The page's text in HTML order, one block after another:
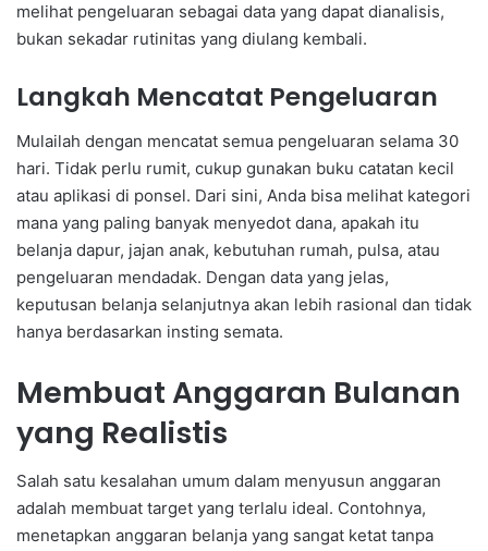
melihat pengeluaran sebagai data yang dapat dianalisis,
bukan sekadar rutinitas yang diulang kembali.
Langkah Mencatat Pengeluaran
Mulailah dengan mencatat semua pengeluaran selama 30
hari. Tidak perlu rumit, cukup gunakan buku catatan kecil
atau aplikasi di ponsel. Dari sini, Anda bisa melihat kategori
mana yang paling banyak menyedot dana, apakah itu
belanja dapur, jajan anak, kebutuhan rumah, pulsa, atau
pengeluaran mendadak. Dengan data yang jelas,
keputusan belanja selanjutnya akan lebih rasional dan tidak
hanya berdasarkan insting semata.
Membuat Anggaran Bulanan
yang Realistis
Salah satu kesalahan umum dalam menyusun anggaran
adalah membuat target yang terlalu ideal. Contohnya,
menetapkan anggaran belanja yang sangat ketat tanpa